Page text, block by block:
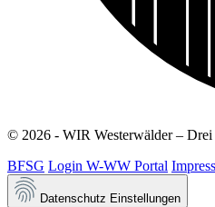
© 2026 - WIR Westerwälder – Drei
BFSG Login W-WW Portal
Datenschutz Einstellungen